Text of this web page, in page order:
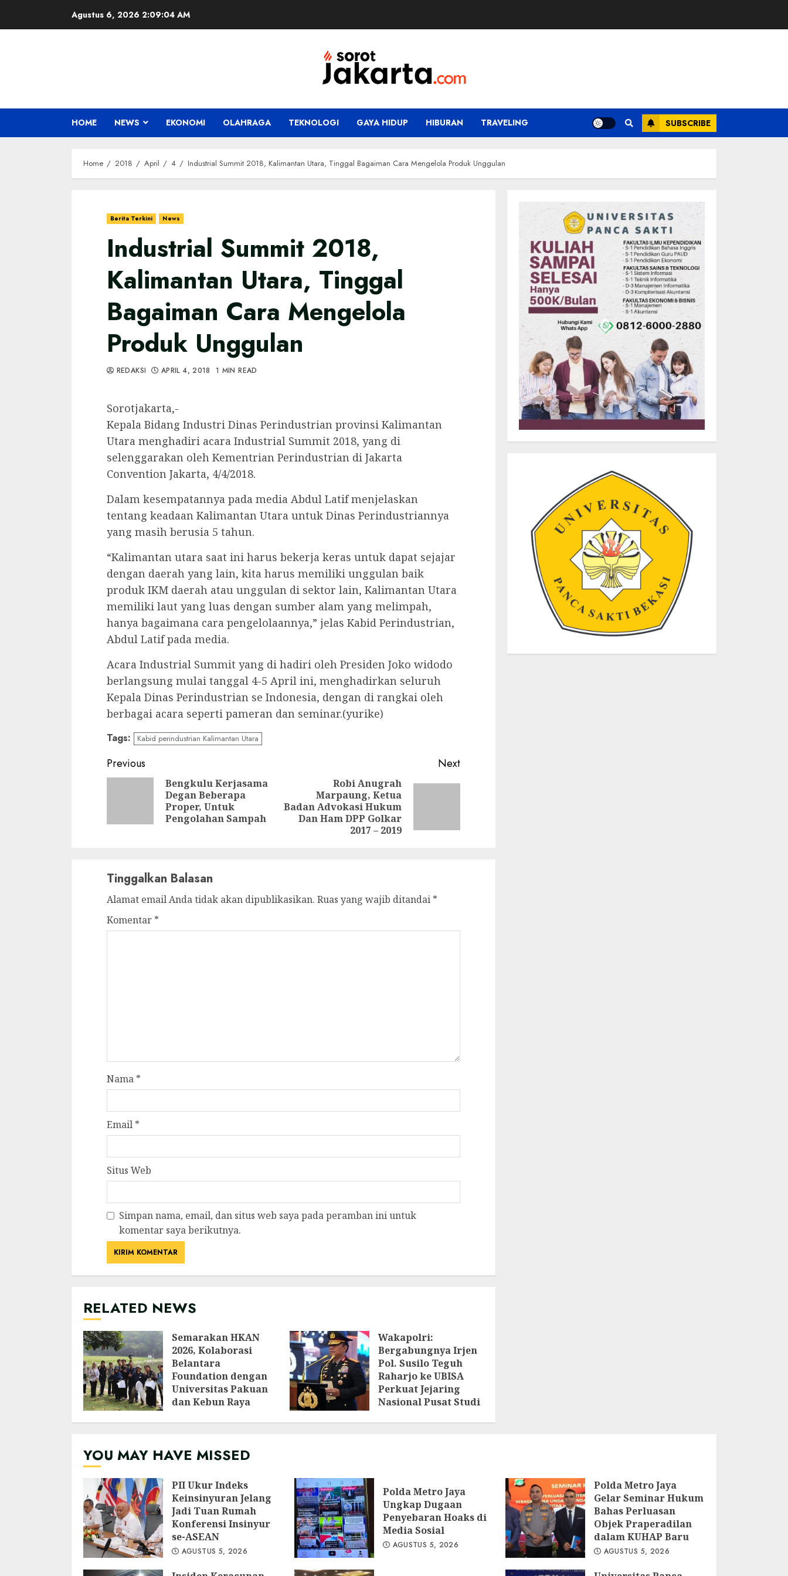
Agustus 6, 2026 2:09:05 AM
HOME NEWS EKONOMI OLAHRAGA TEKNOLOGI GAYA HIDUP HIBURAN TRAVELING SUBSCRIBE
Home 2018 April 4 Industrial Summit 2018, Kalimantan Utara, Tinggal Bagaiman Cara Mengelola Produk Unggulan
Berita Terkini News
Industrial Summit 2018,
Kalimantan Utara, Tinggal
Bagaiman Cara Mengelola
Produk Unggulan
REDAKSI APRIL 4, 2018 1 MIN READ
Sorotjakarta,-
Kepala Bidang Industri Dinas Perindustrian provinsi Kalimantan
Utara menghadiri acara Industrial Summit 2018, yang di
selenggarakan oleh Kementrian Perindustrian di Jakarta
Convention Jakarta, 4/4/2018.
Dalam kesempatannya pada media Abdul Latif menjelaskan
tentang keadaan Kalimantan Utara untuk Dinas Perindustriannya
yang masih berusia 5 tahun.
“Kalimantan utara saat ini harus bekerja keras untuk dapat sejajar
dengan daerah yang lain, kita harus memiliki unggulan baik
produk IKM daerah atau unggulan di sektor lain, Kalimantan Utara
memiliki laut yang luas dengan sumber alam yang melimpah,
hanya bagaimana cara pengelolaannya,” jelas Kabid Perindustrian,
Abdul Latif pada media.
Acara Industrial Summit yang di hadiri oleh Presiden Joko widodo
berlangsung mulai tanggal 4-5 April ini, menghadirkan seluruh
Kepala Dinas Perindustrian se Indonesia, dengan di rangkai oleh
berbagai acara seperti pameran dan seminar.(yurike)
Tags: Kabid perindustrian Kalimantan Utara
Continue
Reading
Previous
Previous
post:
Bengkulu Kerjasama
Degan Beberapa
Proper, Untuk
Pengolahan Sampah
Next
Next
post:
Robi Anugrah
Marpaung, Ketua
Badan Advokasi Hukum
Dan Ham DPP Golkar
2017 – 2019
Tinggalkan Balasan
Alamat email Anda tidak akan dipublikasikan. Ruas yang wajib ditandai *
Komentar *
Nama *
Email *
Situs Web
Simpan nama, email, dan situs web saya pada peramban ini untuk
komentar saya berikutnya.
RELATED NEWS
Semarakan HKAN
2026, Kolaborasi
Belantara
Foundation dengan
Universitas Pakuan
dan Kebun Raya
Pendataan Fauna-
Bogor
AGUSTUS 3, 2026
Wakapolri:
Bergabungnya Irjen
Pol. Susilo Teguh
Raharjo ke UBISA
Perkuat Jejaring
Nasional Pusat Studi
YOU MAY HAVE MISSED
PII Ukur Indeks
Keinsinyuran Jelang
Jadi Tuan Rumah
Konferensi Insinyur
se-ASEAN
AGUSTUS 5, 2026
Polda Metro Jaya
Ungkap Dugaan
Penyebaran Hoaks di
Media Sosial
AGUSTUS 5, 2026
Polda Metro Jaya
Gelar Seminar Hukum
Bahas Perluasan
Objek Praperadilan
dalam KUHAP Baru
AGUSTUS 5, 2026